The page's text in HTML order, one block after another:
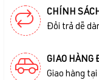
CHÍNH
Đổi trả dễ
GIAO HÀNG
Giao hàng tại